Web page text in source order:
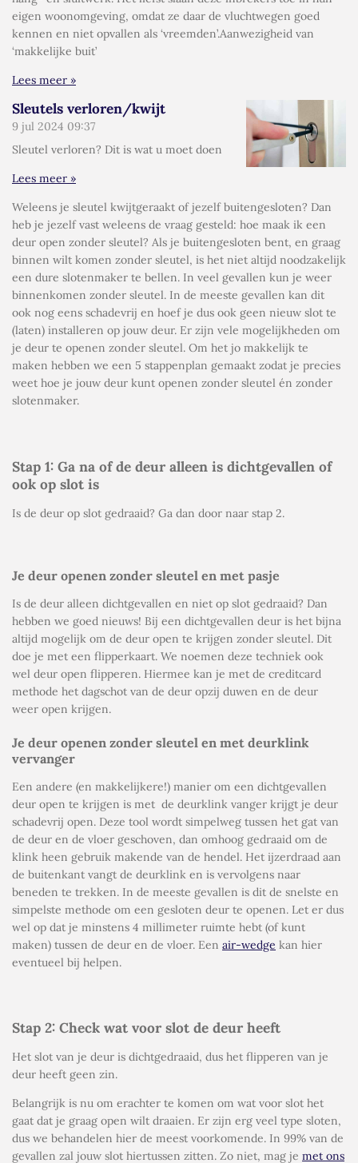
eigen woonomgeving, omdat ze daar de vluchtwegen goed
kennen en niet opvallen als ‘vreemden’.Aanwezigheid van
‘makkelijke buit’
Lees meer »
Sleutels verloren/kwijt
9 jul 2024 09:37
Sleutel verloren? Dit is wat u moet doen
Lees meer »
Weleens je sleutel kwijtgeraakt of jezelf buitengesloten? Dan
heb je jezelf vast weleens de vraag gesteld: hoe maak ik een
deur open zonder sleutel? Als je buitengesloten bent, en graag
binnen wilt komen zonder sleutel, is het niet altijd noodzakelijk
een dure slotenmaker te bellen. In veel gevallen kun je weer
binnenkomen zonder sleutel. In de meeste gevallen kan dit
ook nog eens schadevrij en hoef je dus ook geen nieuw slot te
(laten) installeren op jouw deur. Er zijn vele mogelijkheden om
je deur te openen zonder sleutel. Om het jo makkelijk te
maken hebben we een 5 stappenplan gemaakt zodat je precies
weet hoe je jouw deur kunt openen zonder sleutel én zonder
slotenmaker.
Stap 1: Ga na of de deur alleen is dichtgevallen of
ook op slot is
Is de deur op slot gedraaid? Ga dan door naar stap 2.
Je deur openen zonder sleutel en met pasje
Is de deur alleen dichtgevallen en niet op slot gedraaid? Dan
hebben we goed nieuws! Bij een dichtgevallen deur is het bijna
altijd mogelijk om de deur open te krijgen zonder sleutel. Dit
doe je met een flipperkaart. We noemen deze techniek ook
wel deur open flipperen. Hiermee kan je met de creditcard
methode het dagschot van de deur opzij duwen en de deur
weer open krijgen.
Je deur openen zonder sleutel en met deurklink
vervanger
Een andere (en makkelijkere!) manier om een dichtgevallen
deur open te krijgen is met de deurklink vanger krijgt je deur
schadevrij open. Deze tool wordt simpelweg tussen het gat van
de deur en de vloer geschoven, dan omhoog gedraaid om de
klink heen gebruik makende van de hendel. Het ijzerdraad aan
de buitenkant vangt de deurklink en is vervolgens naar
beneden te trekken. In de meeste gevallen is dit de snelste en
simpelste methode om een gesloten deur te openen. Let er dus
wel op dat je minstens 4 millimeter ruimte hebt (of kunt
maken) tussen de deur en de vloer. Een air-wedge kan hier
eventueel bij helpen.
Stap 2: Check wat voor slot de deur heeft
Het slot van je deur is dichtgedraaid, dus het flipperen van je
deur heeft geen zin.
Belangrijk is nu om erachter te komen om wat voor slot het
gaat dat je graag open wilt draaien. Er zijn erg veel type sloten,
dus we behandelen hier de meest voorkomende. In 99% van de
gevallen zal jouw slot hiertussen zitten. Zo niet, mag je met ons